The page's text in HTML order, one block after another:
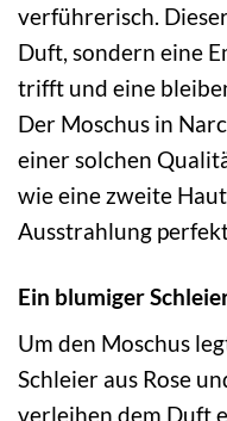
verführerisch.
Duft, sondern eine
trifft und eine
Der Moschus in
einer solchen
wie eine zweite
Ausstrahlung
Ein blumiger
Um den Moschus
Schleier aus Rose
verleihen dem Duft